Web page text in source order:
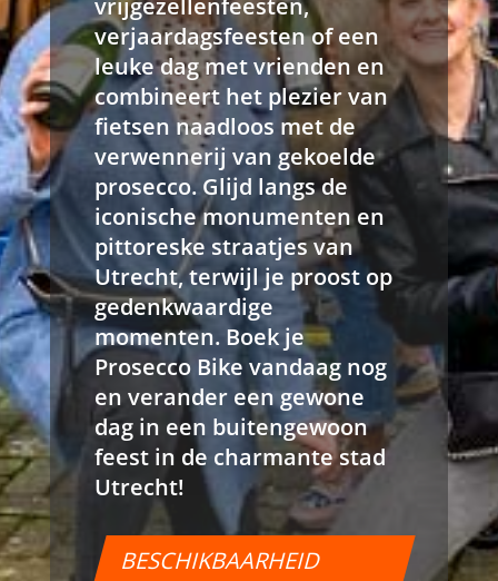
verjaardagsfeesten of een
leuke dag met vrienden en
combineert het plezier van
fietsen naadloos met de
verwennerij van gekoelde
prosecco. Glijd langs de
iconische monumenten en
pittoreske straatjes van
Utrecht, terwijl je proost op
gedenkwaardige
momenten. Boek je
Prosecco Bike vandaag nog
en verander een gewone
dag in een buitengewoon
feest in de charmante stad
Utrecht!
BESCHIKBAARHEID